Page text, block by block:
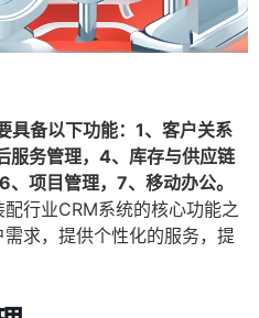
具备以下功能：1、客户关系
服务管理，4、库存与供应链
项目管理，7、移动办公。
行业CRM系统的核心功能之
求，提供个性化的服务，提